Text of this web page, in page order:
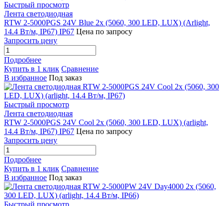
Быстрый просмотр
Лента светодиодная
RTW 2-5000PGS 24V Blue 2x (5060, 300 LED, LUX) (Arlight,
14.4 Вт/м, IP67) IP67 Цена по запросу
Запросить цену
Подробнее
Купить в 1 клик Сравнение
В избранное Под заказ
Быстрый просмотр
Лента светодиодная
RTW 2-5000PGS 24V Cool 2x (5060, 300 LED, LUX) (arlight,
14.4 Вт/м, IP67) IP67 Цена по запросу
Запросить цену
Подробнее
Купить в 1 клик Сравнение
В избранное Под заказ